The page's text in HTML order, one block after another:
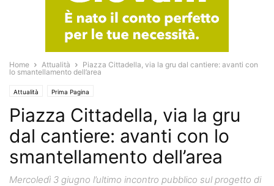
Home Attualità
Piazza Cittadella, via la gru dal cantiere: avanti con
lo smantellamento dell’area
Attualità Prima Pagina
Piazza Cittadella, via la gru
dal cantiere: avanti con lo
smantellamento dell’area
Mercoledì 3 giugno l’ultimo incontro pubblico sul progetto di